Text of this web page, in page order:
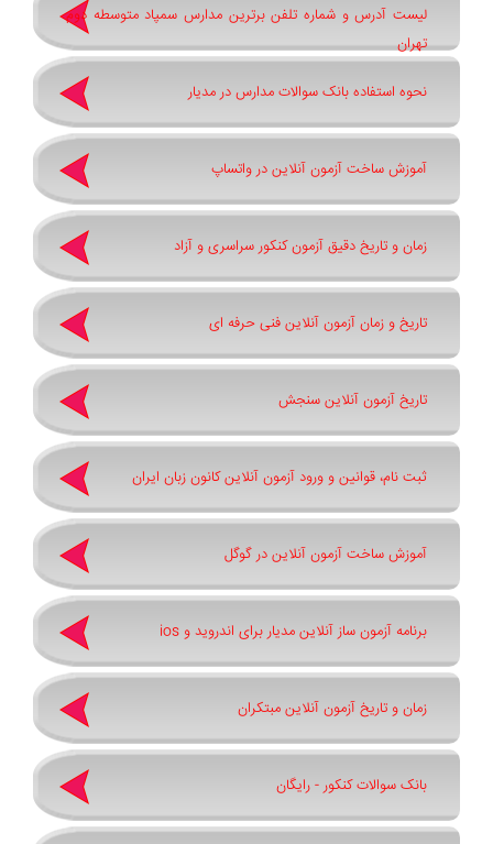
لیست آدرس و شماره تلفن برترین مدارس سمپاد متوسطه دوم
تهران
نحوه استفاده بانک سوالات مدارس در مدیار
آموزش ساخت آزمون آنلاین در واتساپ
زمان و تاریخ دقیق آزمون کنکور سراسری و آزاد
تاریخ و زمان آزمون آنلاین فنی حرفه ای
تاریخ آزمون آنلاین سنجش
ثبت نام، قوانین و ورود آزمون آنلاین کانون زبان ایران
آموزش ساخت آزمون آنلاین در گوگل
برنامه آزمون ساز آنلاین مدیار برای اندروید و ios
زمان و تاریخ آزمون آنلاین مبتکران
بانک سوالات کنکور - رایگان